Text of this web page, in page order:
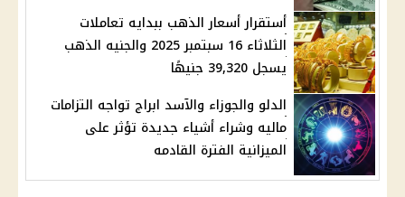
أستقرار أسعار الذهب ببدايه تعاملات
الثلاثاء 16 سبتمبر 2025 والجنيه الذهب
يسجل 39,320 جنيهًا
الدلو والجوزاء والآسد ابراج تواجه التزامات
ماليه وشراء أشياء جديدة تؤثر على
الميزانية الفترة القادمه